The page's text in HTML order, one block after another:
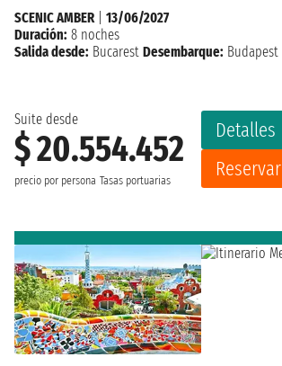
Suite desde
$ 20.554.452
precio por persona Tasas portuarias
Detalles
Reservar
SCENIC AMBER| 13/06/2027
Duración: 8 noches
Salida desde: Bucarest Desembarque: Budapest